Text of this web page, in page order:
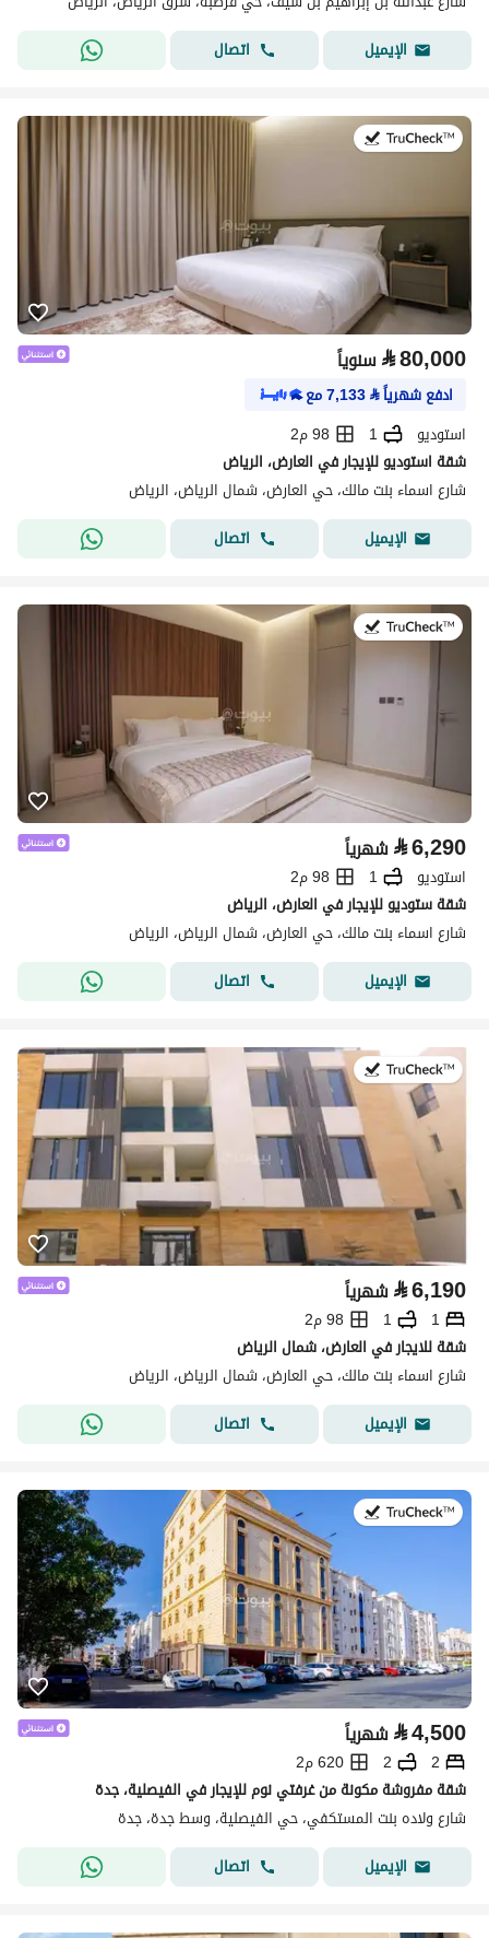
الإيميل
اتصال
⃁80,000 سنوياً
ادفع شهرياً⃁
7,133مع
استوديو
1
98 م2
شقة استوديو للإيجار في العارض، الرياض
شارع اسماء بنت مالك، حي العارض، شمال الرياض، الرياض
الإيميل
اتصال
في:25 يوليو 2026
⃁6,290 شهرياً
استوديو 1
98 م2
شقة ستوديو للإيجار في العارض، الرياض
شارع اسماء بنت مالك، حي العارض، شمال الرياض، الرياض
الإيميل
اتصال
في:25 يوليو 2026
⃁6,190 شهرياً
1
1
98 م2
شقة للايجار في العارض، شمال الرياض
شارع اسماء بنت مالك، حي العارض، شمال الرياض، الرياض
الإيميل
اتصال
⃁4,500 شهرياً
2
2
620 م2
شقة مفروشة مكونة من غرفتي نوم للإيجار في الفيصلية، جدة
شارع ولاده بنت المستكفي، حي الفيصلية، وسط جدة، جدة
الإيميل
اتصال